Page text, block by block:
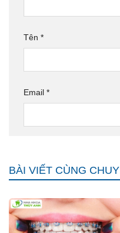
Tên *
Email *
BÀI VIẾT CÙNG